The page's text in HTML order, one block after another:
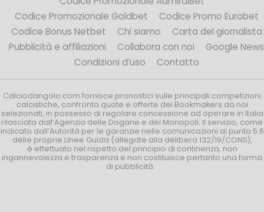
Codice Promozionale Goldbet
Codice Promo Eurobet
Codice Bonus Netbet
Chi siamo
Carta del giornalista
Pubblicità e affiliazioni
Collabora con noi
Google News
Condizioni d’uso
Contatto
Calciodangolo.com fornisce pronostici sulle principali competizioni
calcistiche, confronta quote e offerte dei Bookmakers da noi
selezionati, in possesso di regolare concessione ad operare in Italia
rilasciata dall’Agenzia delle Dogane e dei Monopoli. Il servizio, come
indicato dall’Autorità per le garanzie nelle comunicazioni al punto 5.6
delle proprie Linee Guida (allegate alla delibera 132/19/CONS),
è effettuato nel rispetto del principio di continenza, non
ingannevolezza e trasparenza e non costituisce pertanto una forma
di pubblicità.